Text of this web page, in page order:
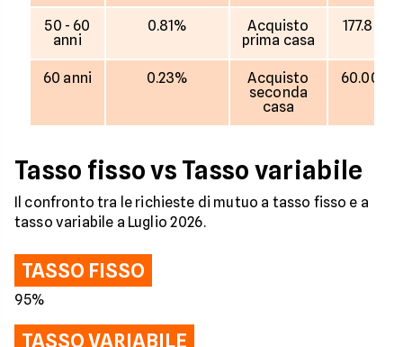
50 - 60
anni
0.81%
Acquisto
prima casa
177.857 €
60 anni 0.23%
Acquisto
seconda
casa
60.000
Tasso fisso vs Tasso variabile
Il confronto tra le richieste di mutuo a tasso fisso e a
tasso variabile a Luglio 2026.
TASSO FISSO
95%
TASSO VARIABILE